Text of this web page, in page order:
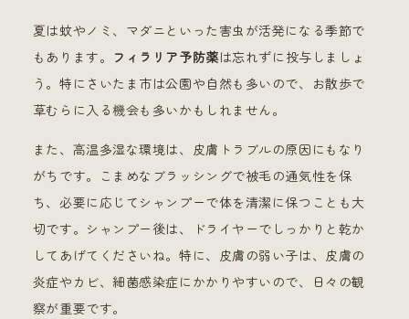
夏は蚊やノミ、マダニといった害虫が活発になる季節で
もあります。
フィラリア予防薬は忘れずに投与しましょ
う。特にさいたま市は公園や自然も多いので、お散歩で
草むらに入る機会も多いかもしれません。
また、高温多湿な環境は、皮膚トラブルの原因にもなり
がちです。こまめなブラッシングで被毛の通気性を保
ち、必要に応じてシャンプーで体を清潔に保つことも大
切です。シャンプー後は、ドライヤーでしっかりと乾か
してあげてくださいね。特に、皮膚の弱い子は、皮膚の
炎症やカビ、細菌感染症にかかりやすいので、日々の観
察が重要です。